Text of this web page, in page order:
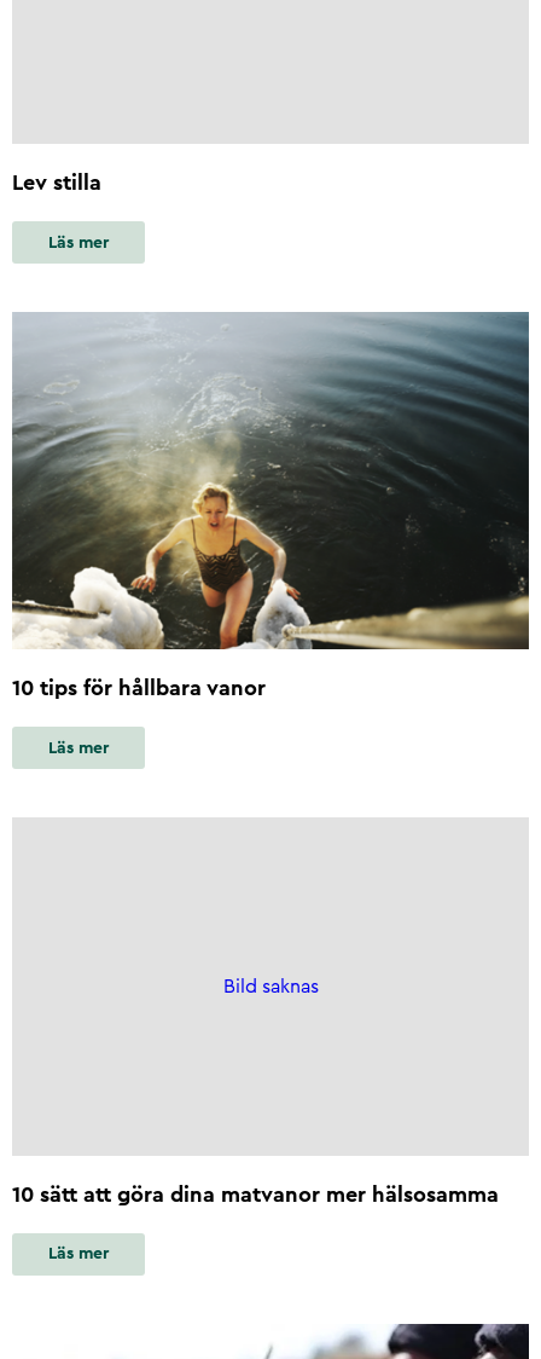
Lev stilla
Läs mer
10 tips för hållbara vanor
Läs mer
Bild saknas
10 sätt att göra dina matvanor mer hälsosamma
Läs mer